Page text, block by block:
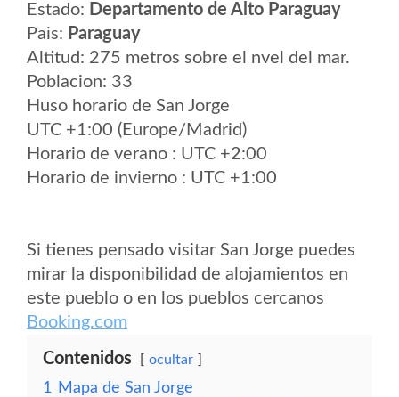
Estado: Departamento de Alto Paraguay
Pais: Paraguay
Altitud: 275 metros sobre el nvel del mar.
Poblacion: 33
Huso horario de San Jorge
UTC +1:00 (Europe/Madrid)
Horario de verano : UTC +2:00
Horario de invierno : UTC +1:00
Si tienes pensado visitar San Jorge puedes
mirar la disponibilidad de alojamientos en
este pueblo o en los pueblos cercanos
Booking.com
Contenidos ocultar
1
Mapa de San Jorge